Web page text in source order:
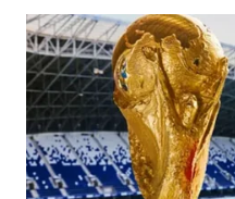
LESUNG
WN
KARO
WN
SIMALUNGUN